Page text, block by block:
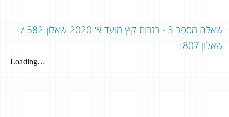
שאלה מספר 3 - בגרות קיץ מועד א׳ 2020 שאלון 582 /
שאלון 807: